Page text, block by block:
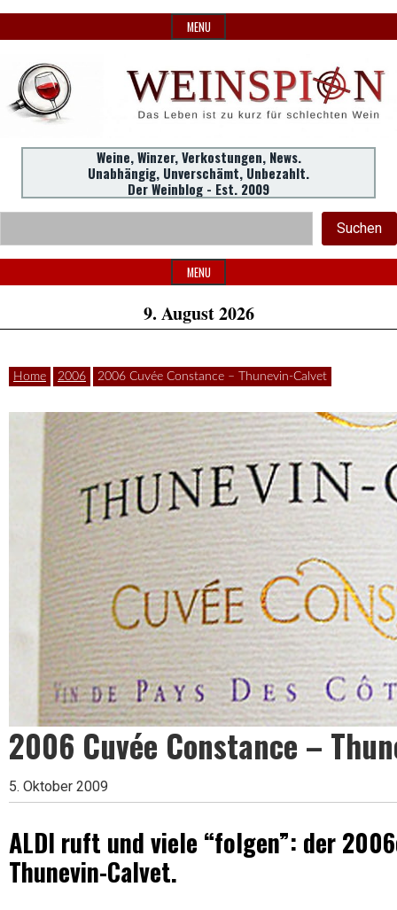
to
MENU
WeinSpion
|
Das
Leben
ist
zu
kurz
für
schlechten
Wein
Weine,
Winzer,
Verkostungen.
Header
Widget
Area
Weine, Winzer, Verkostungen, News.
Unabhängig, Unverschämt, Unbezahlt.
Der Weinblog - Est. 2009
Suchen
MENU
9. August 2026
Home 2006 2006 Cuvée Constance – Thunevin-Calvet
2006 Cuvée Constance –
5. Oktober 2009
ALDI ruft und viele “folgen”: der
Thunevin-Calvet.